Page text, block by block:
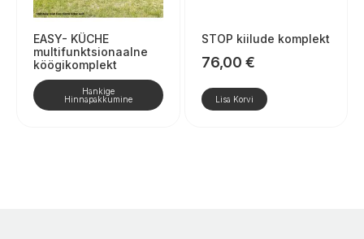
EASY- KÜCHE
multifunktsionaalne
köögikomplekt
Hankige
Hinnapakkumine
STOP kiilude komplekt
76,00 €
Lisa Korvi